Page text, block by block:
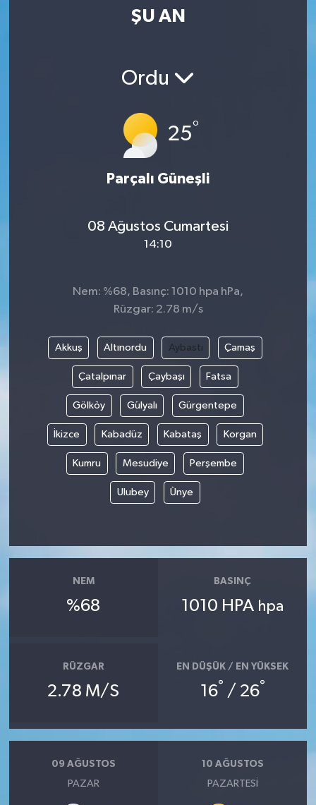
ŞU AN
Ordu
25°
Parçalı Güneşli
08 Ağustos Cumartesi
14:10
Nem: %68, Basınç: 1010 hpa hPa,
Rüzgar: 2.78 m/s
Akkuş Altınordu Aybastı Çamaş
Çatalpınar Çaybaşı Fatsa
Gölköy Gülyalı Gürgentepe
İkizce Kabadüz Kabataş Korgan
Kumru Mesudiye Perşembe
Ulubey Ünye
NEM
%68
BASINÇ
1010 HPA hpa
RÜZGAR
2.78 M/S
EN DÜŞÜK / EN YÜKSEK
16° / 26°
09 AĞUSTOS
PAZAR
10 AĞUSTOS
PAZARTESI